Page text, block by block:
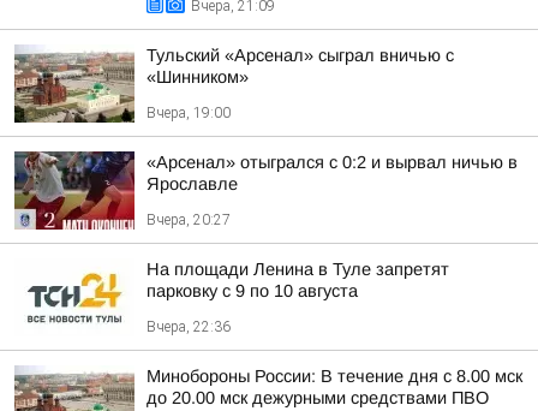
Вчера, 21:09
Тульский «Арсенал» сыграл вничью с
«Шинником»
Вчера, 19:00
«Арсенал» отыгрался с 0:2 и вырвал ничью в
Ярославле
Вчера, 20:27
На площади Ленина в Туле запретят
парковку с 9 по 10 августа
Вчера, 22:36
Минобороны России: В течение дня с 8.00 мск
до 20.00 мск дежурными средствами ПВО